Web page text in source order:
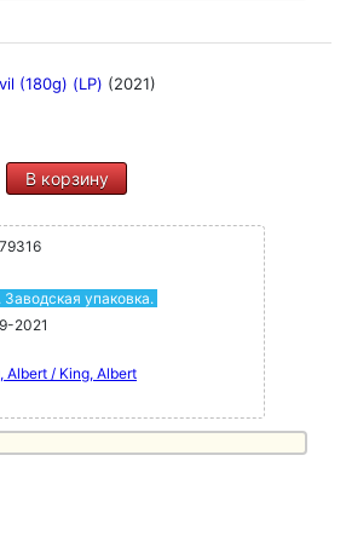
молодой второй
Кинси (позже ставший
Bob Marley and the Wailers, Peter
Report), которому босс дал
"Roadhouse Blues" и заглавной
Джеймсом Вашингтоном, Доном
Сэмом Кингом
com)
(180g) (LP) (2021)
В корзину
Заводская упаковка.
2021
Albert / King, Albert